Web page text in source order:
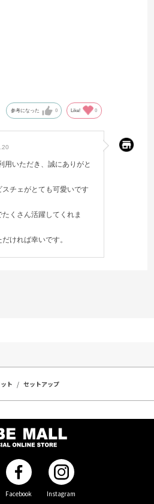
参考になった 0 Like! 0
用いただき、誠にありがと
チェがとても可愛いです
くさん活躍してくれま
ければ幸いです。
ト セットアップ
Facebook Instagram